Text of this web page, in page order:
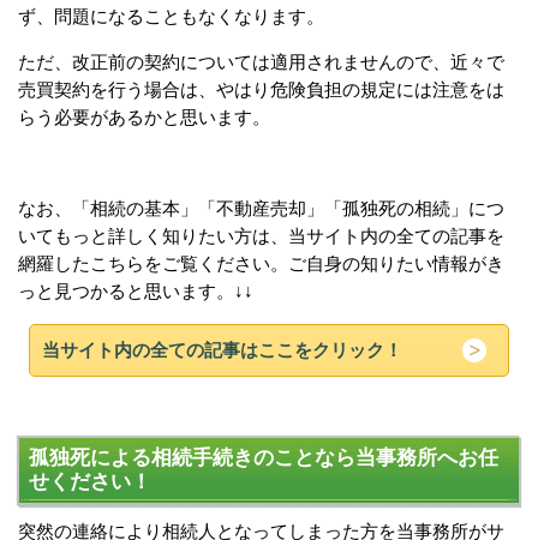
ず、問題になることもなくなります。
ただ、改正前の契約については適用されませんので、近々で
売買契約を行う場合は、やはり危険負担の規定には注意をは
らう必要があるかと思います。
なお、「相続の基本」「不動産売却」「孤独死の相続」につ
いてもっと詳しく知りたい方は、当サイト内の全ての記事を
網羅したこちらをご覧ください。ご自身の知りたい情報がき
っと見つかると思います。↓↓
当サイト内の全ての記事はここをクリック！
孤独死による相続手続きのことなら当事務所へお任
せください！
突然の連絡により相続人となってしまった方を当事務所がサ